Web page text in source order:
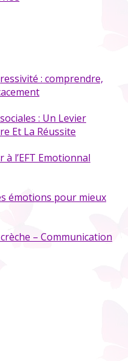
: comprendre,
: Un Levier
Et La Réussite
à l’EFT Emotionnal
émotions pour mieux
– Communication